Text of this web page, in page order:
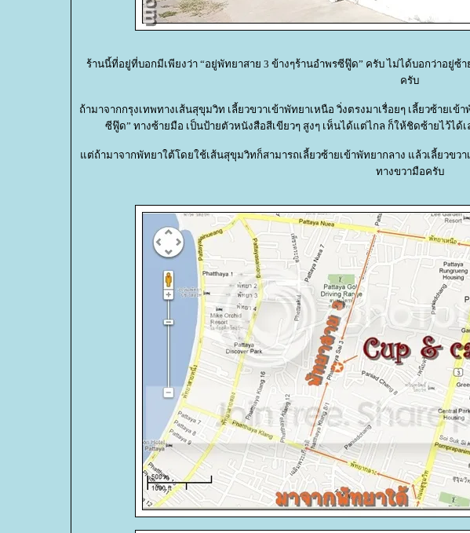
ร้านนี้ที่อยู่ที่บอกมีเพียงว่า “อยู่พัทยาสาย 3 ข้างๆร้านอำพรซีฟู๊ด” ครับ ไม่ได้บอกว่าอยู่ซ้
ครับ
ถ้ามาจากกรุงเทพทางเส้นสุขุมวิท เลี้ยวขวาเข้าพัทยาเหนือ วิ่งตรงมาเรื่อยๆ เลี้ยวซ้ายเ
ซีฟู๊ด” ทางซ้ายมือ เป็นป้ายตัวหนังสือสีเขียวๆ สูงๆ เห็นได้แต่ไกล ก็ให้ชิดซ้ายไว้ไ
ต่ถ้ามาจากพัทยาใต้โดยใช้เส้นสุขุมวิทก็สามารถเลี้ยวซ้ายเข้าพัทยากลาง แล้วเลี้ยวขว
ทางขวามือครับ